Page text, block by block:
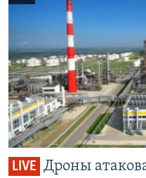
LIVE Дроны